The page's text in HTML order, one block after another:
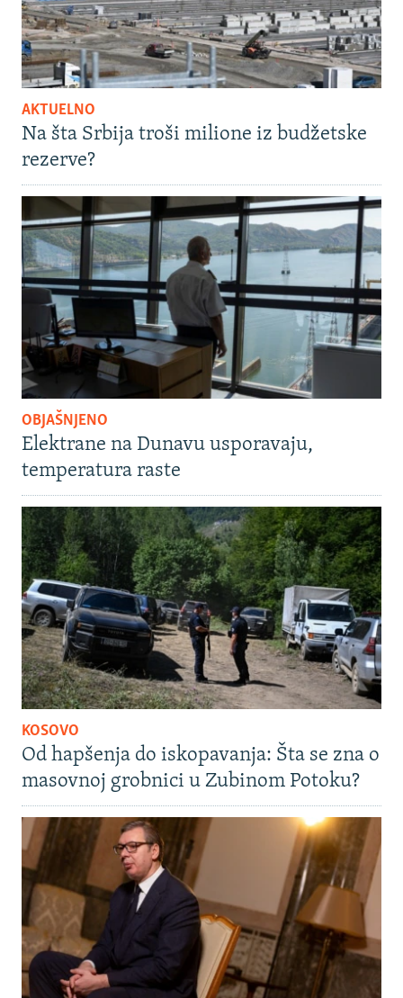
AKTUELNO
Na šta Srbija troši milione iz budžetske
rezerve?
OBJAŠNJENO
Elektrane na Dunavu usporavaju,
temperatura raste
KOSOVO
Od hapšenja do iskopavanja: Šta se zna o
masovnoj grobnici u Zubinom Potoku?